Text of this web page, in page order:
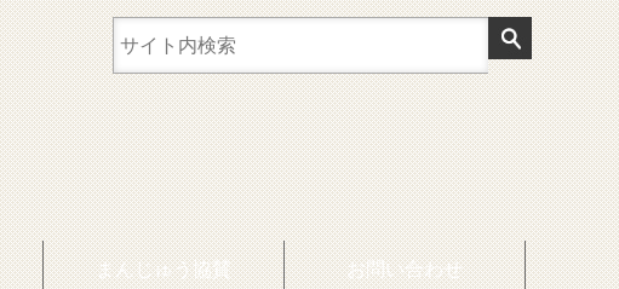
まんじゅう協賛 お問い合わせ